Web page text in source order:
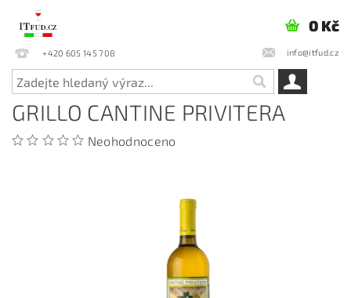
+420 605 145 708 info@itfud.cz
0 Kč
GRILLO CANTINE PRIVITERA
Neohodnoceno